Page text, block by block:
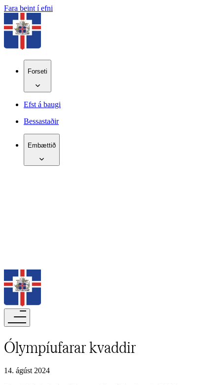
Fara beint í efni
Forseti
Efst á baugi
Bessastaðir
Embættið
Ólympíufarar kvaddir​​​​‌ ‍ ​‍​‍‌‍ ‌ ​‍‌‍‍‌‌‍‌ ‌‍‍‌‌‍ ‍​‍​‍​ ‍‍​‍​‍‌ ​ ‌‍​‌‌‍ ‍‌‍‍‌‌ ‌​‌ ‍‌​‍ ‍‌‍‍‌‌‍ ​‍​‍​‍ ​​‍​‍‌‍‍​‌ ​‍‌‍‌‌‌‍‌‍​‍​‍​ ‍‍​‍​‍‌‍‍​‌ ‌​‌ ‌​‌ ​​‌ ​ ​‍ ​‍ ‌‍‌‍‌‍ ‌ ​‍‌ ​ ‌‍‌‌‌ ‌​‌‍‍‌​‍ ‌‌‍‍‌‌ ​ ‌‍ ​‌‍​‌‌‍ ‍‌‍‌​‌ ​ ​‍ ‍‌ ‌‍‌‍‌‌‌ ​‍‌‍​ ‌‍‌‌‌‍ ​​‍ ‍‌‍​‌‌ ​​‌ ​​​‍ ‌ ​ ‌ ‌​‌ ‌‌‌‍‌​‌‍‍‌‌‍ ​‍ ‌‍‍‌‌‍ ‍‌ ‌​‌‍‌‌‌‍ ‍‌ ‌​​‍ ‌‍‌‌‌‍‌​‌‍‍‌‌ ‌​​‍ ‌‍ ‌‌‍ ‌‍‌​‌‍‌‌​ ‌‌ ​​‌ ​‍‌‍‌‌‌ ​ ‌‍‌‌‌‍ ‍‌ ‌​‌‍​‌‌ ‌​‌‍‍‌‌‍ ‌‍ ‍​ ‍ ‌‍‍‌‌‍‌​​ ‌‌ ‌​‌​ ​‌ ​‌‌​ ‌‌​ ​ ‌ ‌‍ ‌‍‍‌‌‍ ​‌‌‍‌‌ ‍‌‌ ‍‍‌‍‌​‌ ‍‌‌‌​ ‌ ‌ ​ ‌‌‌‍‍‌‌‌‍‍‌​‌‌‌​‍‌‌ ‌‍​ ‍ ‌ ‌​‌ ‍‌‌ ​​‌‍‌‌​ ‌‌‍ ‍‌‍‌‌‌ ‌ ‌ ​ ​ ‍ ‌ ​​‌‍​‌‌ ‌​‌‍‍​​ ‌‌ ‌​‌‍‍‌‌ ‌​‌‍ ​‌‍‌‌​ ‌‍​‍‌‍​‌‌ ​ ‌‍‌‌‌‌‌‌‌ ​‍‌‍ ​​ ‌‌‍‍​‌ ‌​‌ ‌​‌ ​​‌ ​ ​‍‌‌​ ​‍‌​‌‍​‍‌‌​ ​‍‌​‌‍‌‍‌‍‌‍ ‌ ​‍‌ ​ ‌‍‌‌‌ ‌​‌‍‍‌​‍ ‌‌‍‍‌‌ ​ ‌‍ ​‌‍​‌‌‍ ‍‌‍‌​‌ ​ ​‍ ‍‌ ‌‍‌‍‌‌‌ ​‍‌‍​ ‌‍‌‌‌‍ ​​‍ ‍‌‍​‌‌ ​​‌ ​​​‍‌‌​ ​‍‌​‌‍‌ ​ ‌ ‌​‌ ‌‌‌‍‌​‌‍‍‌‌‍ ​‍‌‍‌‍‍‌‌‍‌​​ ‌‌ ‌​‌​ ​‌ ​‌‌​ ‌‌​ ​ ‌ ‌‍ ‌‍‍‌‌‍ ​‌‌‍‌‌ ‍‌‌ ‍‍‌‍‌​‌ ‍‌‌‌​ ‌ ‌ ​ ‌‌‌‍‍‌‌‌‍‍‌​‌‌‌​‍‌‌ ‌‍​‍‌‍‌ ‌​‌ ‍‌‌ ​​‌‍‌‌​ ‌‌‍ ‍‌‍‌‌‌ ‌ ‌ ​ ​‍‌‍‌ ​​‌‍​‌‌ ‌​‌‍‍​​ ‌‌ ‌​‌‍‍‌‌ ‌​‌‍ ​‌‍‌‌​‍‌‍‌ ​​‌‍‌‌‌ ​‍‌ ​ ‌ ​​‌‍‌‌‌‍​ ‌ ‌​‌‍‍‌‌ ‌‍‌‍‌‌​ ‌‌ ​​‌ ‌‌‌‍​‍‌‍ ​‌‍‍‌‌ ​ ‌‍‍​‌‍‌‌‌‍‌​​‍​‍‌ ‌
14. ágúst 2024